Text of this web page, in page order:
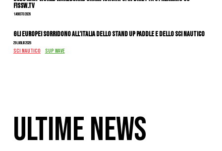
FISSW.TV
1 Agosto 2026
Gli Europei sorridono all’Italia dello stand up paddle e dello sci nautico
29 Luglio 2026
SCI NAUTICO SUP WAVE
ULTIME NEWS